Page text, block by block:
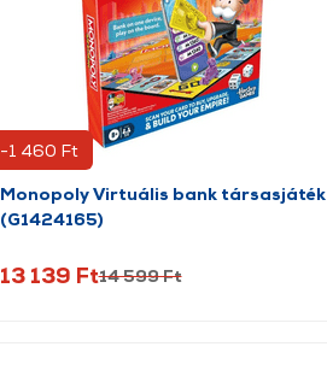
-1 460 Ft
Monopoly Virtuális bank társasjáték
(G1424165)
13 139 Ft14 599 Ft